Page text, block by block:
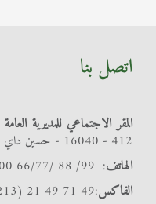
اتصل بنا
المقر الاجتماعي للمديرية العامة
412 - 16040 - حسين داي (الجزائر)
الهاتف: 99/ 88 /66/77 00 77 21 (213)
الفاكس:49 71 49 21 (213)